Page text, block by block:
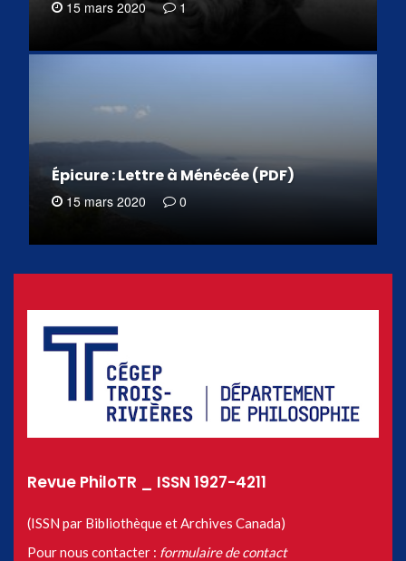
15 mars 2020 1
Épicure : Lettre à Ménécée (PDF)
15 mars 2020 0
Revue PhiloTR _ ISSN 1927-4211
(ISSN par Bibliothèque et Archives Canada)
Pour nous contacter : formulaire de contact